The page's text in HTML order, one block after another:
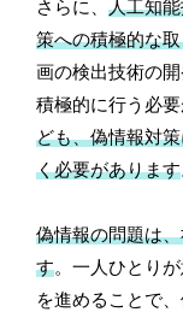
さらに、人工知
策への積極的な
画の検出技術の
積極的に行う必
ども、偽情報対
く必要があります
偽情報の問題は
す。一人ひとり
を進めることで